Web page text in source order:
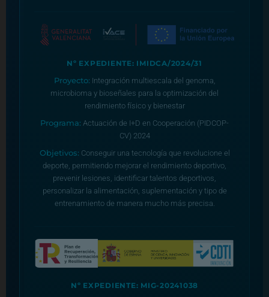
Nº EXPEDIENTE: IMIDCA/2024/31
Proyecto: Integración multiescala del genoma,
microbioma y bioseñales para la optimización del
rendimiento físico y bienestar
Programa: Actuación de I+D en Cooperación (PIDCOP-
CV) 2024
Objetivos: Conseguir una tecnología que revolucione el
deporte, permitiendo mejorar el rendimiento deportivo,
prevenir lesiones, identificar talentos deportivos,
personalizar la alimentación, suplementación y tipo de
entrenamiento de manera mucho más precisa.
Nº EXPEDIENTE: MIG-20241038